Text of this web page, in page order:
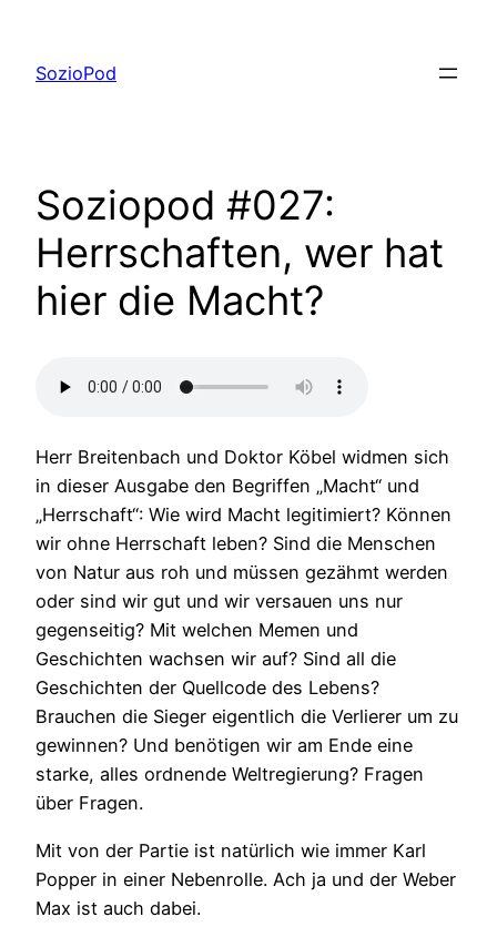
springen
SozioPod
Soziopod #027:
Herrschaften, wer hat
hier die Macht?
Herr Breitenbach und Doktor Köbel widmen sich
in dieser Ausgabe den Begriffen „Macht“ und
„Herrschaft“: Wie wird Macht legitimiert? Können
wir ohne Herrschaft leben? Sind die Menschen
von Natur aus roh und müssen gezähmt werden
oder sind wir gut und wir versauen uns nur
gegenseitig? Mit welchen Memen und
Geschichten wachsen wir auf? Sind all die
Geschichten der Quellcode des Lebens?
Brauchen die Sieger eigentlich die Verlierer um zu
gewinnen? Und benötigen wir am Ende eine
starke, alles ordnende Weltregierung? Fragen
über Fragen.
Mit von der Partie ist natürlich wie immer Karl
Popper in einer Nebenrolle. Ach ja und der Weber
Max ist auch dabei.